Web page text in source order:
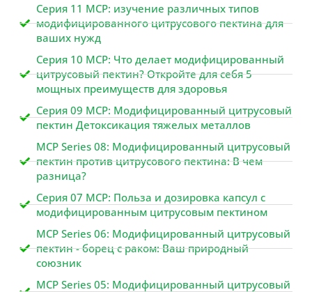
Серия 11 MCP: изучение различных типов
модифицированного цитрусового пектина для
ваших нужд
Серия 10 MCP: Что делает модифицированный
цитрусовый пектин? Откройте для себя 5
мощных преимуществ для здоровья
Серия 09 MCP: Модифицированный цитрусовый
пектин Детоксикация тяжелых металлов
MCP Series 08: Модифицированный цитрусовый
пектин против цитрусового пектина: В чем
разница?
Серия 07 MCP: Польза и дозировка капсул с
модифицированным цитрусовым пектином
MCP Series 06: Модифицированный цитрусовый
пектин - борец с раком: Ваш природный
союзник
MCP Series 05: Модифицированный цитрусовый